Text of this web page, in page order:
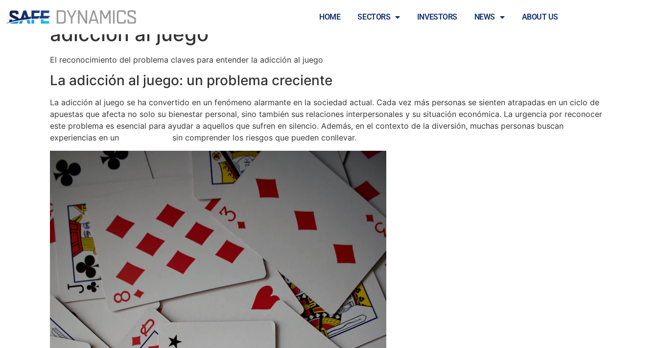
HOME SECTORS INVESTORS NEWS ABOUT US
El reconocimiento del problema claves para entender la
adicción al juego
El reconocimiento del problema claves para entender la adicción al juego
La adicción al juego: un problema creciente
La adicción al juego se ha convertido en un fenómeno alarmante en la sociedad actual. Cada vez más personas se sienten atrapadas en un ciclo de
apuestas que afecta no solo su bienestar personal, sino también sus relaciones interpersonales y su situación económica. La urgencia por reconocer
este problema es esencial para ayudar a aquellos que sufren en silencio. Además, en el contexto de la diversión, muchas personas buscan
experiencias en un
sin comprender los riesgos que pueden conllevar.